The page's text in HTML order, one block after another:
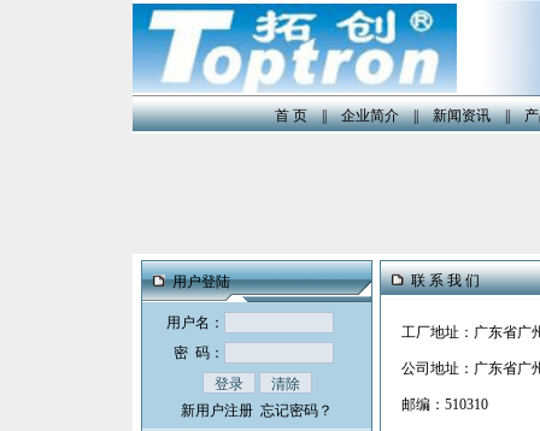
首 页||企业简介||新闻资讯||
用户登陆
用户名：
密 码：
新用户注册 忘记密码？
联 系 我 们
工厂地址：广东省广
公司地址：广东省广
邮编：510310